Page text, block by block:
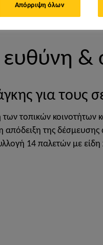
ευθύνη &
για τους
τοπικών κοινοτήτων
της δέσμευσης
14 παλετών με
Απόρριψη όλων